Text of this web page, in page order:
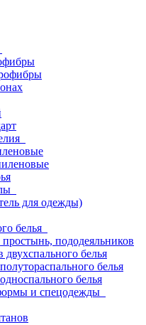
для одежды)
белья
пододеяльников
белья
белья
белья
и спецодежды